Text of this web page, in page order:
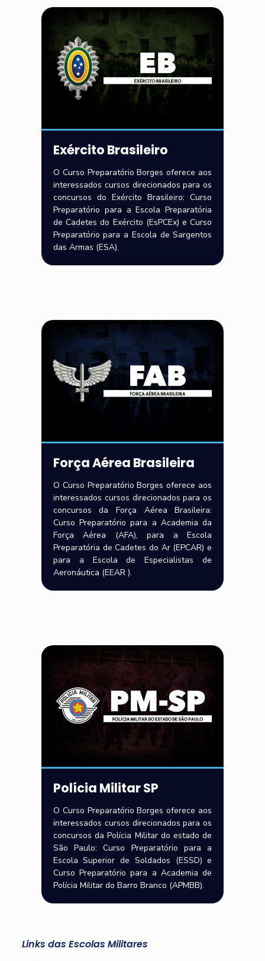
Exército Brasileiro
O Curso Preparatório Borges oferece aos
interessados cursos direcionados para os
concursos do Exército Brasileiro: Curso
Preparatório para a Escola Preparatória
de Cadetes do Exército (EsPCEx) e Curso
Preparatório para a Escola de Sargentos
das Armas (ESA).
Força Aérea Brasileira
O Curso Preparatório Borges oferece aos
interessados cursos direcionados para os
concursos da Força Aérea Brasileira:
Curso Preparatório para a Academia da
Força Aérea (AFA), para a Escola
Preparatória de Cadetes do Ar (EPCAR) e
para a Escola de Especialistas de
Aeronáutica (EEAR ).
Polícia Militar SP
O Curso Preparatório Borges oferece aos
interessados cursos direcionados para os
concursos da Polícia Militar do estado de
São Paulo: Curso Preparatório para a
Escola Superior de Soldados (ESSD) e
Curso Preparatório para a Academia de
Polícia Militar do Barro Branco (APMBB).
Links das Escolas Militares